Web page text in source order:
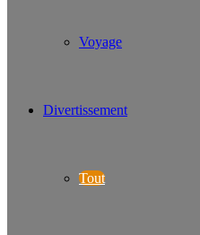
Voyage
Divertissement
Tout